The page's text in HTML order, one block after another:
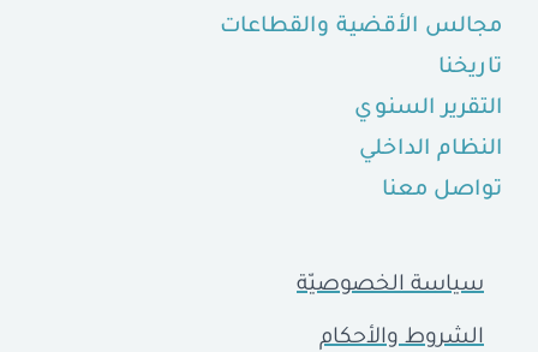
مجالس الأقضية والقطاعات
تاريخنا
التقرير السنوي
النظام الداخلي
تواصل معنا
سياسة الخصوصيّة
الشروط والأحكام